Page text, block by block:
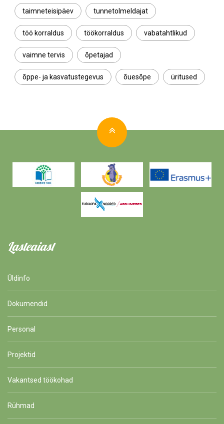
taimneteisipäev tunnetolmeldajat
töö korraldus töökorraldus vabatahtlikud
vaimne tervis õpetajad
õppe- ja kasvatustegevus õuesõpe üritused
Lasteaiast
Üldinfo
Dokumendid
Personal
Projektid
Vakantsed töökohad
Rühmad